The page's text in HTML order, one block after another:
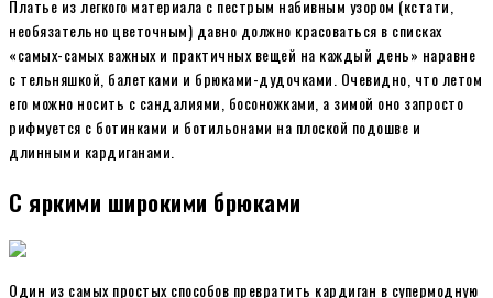
Платье из легкого материала с пестрым набивным узором (кстати,
необязательно цветочным) давно должно красоваться в списках
«самых-самых важных и практичных вещей на каждый день» наравне
с тельняшкой, балетками и брюками-дудочками. Очевидно, что летом
его можно носить с сандалиями, босоножками, а зимой оно запросто
рифмуется с ботинками и ботильонами на плоской подошве и
длинными кардиганами.
С яркими широкими брюками
Один из самых простых способов превратить кардиган в супермодную